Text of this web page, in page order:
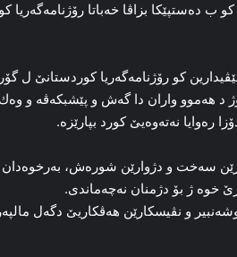
دەستپێكا بزاڤا خەباتا رۆژنامەگەریا
كو رۆژنامەگەریا كوردستانێ‌ ل
د ھەموو واران دا گەش و پێشبكەڤە و وەك
رەوایا نەتەوەیێ كورد بپارێزە.
سەخت و دژوارێن شورەش، بەرخوەدان
خوە ژ بۆ دژمنان نەچەماندی.
و نڤیسكارێن ھەڤكاریێ دگەل